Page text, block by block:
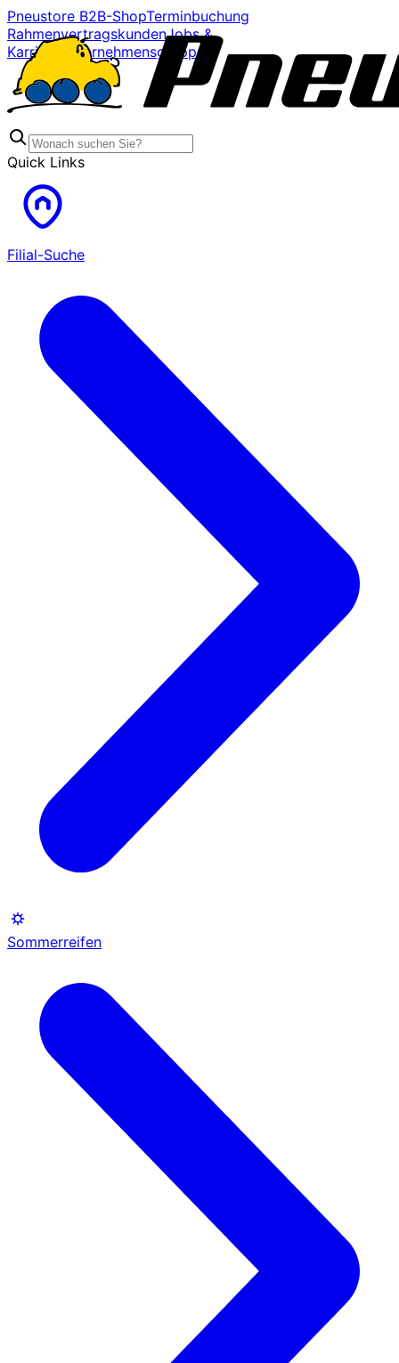
Pneustore B2B-ShopTerminbuchung
RahmenvertragskundenJobs &
Karriere
Unternehmensgruppe
Quick Links
Filial-Suche
Sommerreifen